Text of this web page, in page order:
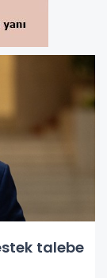
talebe